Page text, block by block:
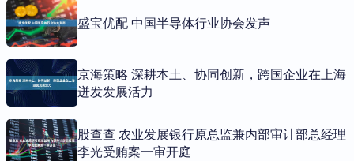
盛宝优配 中国半导体行业协会发声
京海策略 深耕本土、协同创新，跨国企业在上海
迸发发展活力
股查查 农业发展银行原总监兼内部审计部总经理
李光受贿案一审开庭